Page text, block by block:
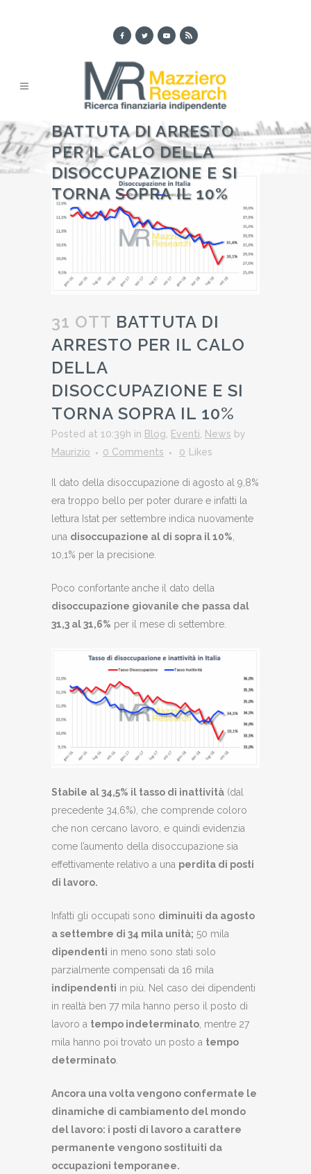
BATTUTA DI ARRESTO
PER IL CALO DELLA
DISOCCUPAZIONE E SI
TORNA SOPRA IL 10%
31 OTT BATTUTA DI
ARRESTO PER IL CALO
DELLA
DISOCCUPAZIONE E SI
TORNA SOPRA IL 10%
Posted at 10:39h in Blog Eventi News by
Maurizio
0 Comments 0 Likes
Il dato della disoccupazione di agosto al 9,8%
era troppo bello per poter durare e infatti la
lettura Istat per settembre indica nuovamente
una disoccupazione al di sopra il 10%
10,1% per la precisione.
Poco confortante anche il dato della
disoccupazione giovanile che passa dal
31,3 al 31,6% per il mese di settembre.
Stabile al 34,5% il tasso di inattività (dal
precedente 34,6%), che comprende coloro
che non cercano lavoro, e quindi evidenzia
come l’aumento della disoccupazione sia
effettivamente relativo a una perdita di posti
di lavoro.
Infatti gli occupati sono diminuiti da agosto
a settembre di 34 mila unità; 50 mila
dipendenti in meno sono stati solo
parzialmente compensati da 16 mila
indipendenti in più. Nel caso dei dipendenti
in realtà ben 77 mila hanno perso il posto di
lavoro a tempo indeterminato, mentre 27
mila hanno poi trovato un posto a tempo
determinato.
Ancora una volta vengono confermate le
dinamiche di cambiamento del mondo
del lavoro: i posti di lavoro a carattere
permanente vengono sostituiti da
occupazioni temporanee.